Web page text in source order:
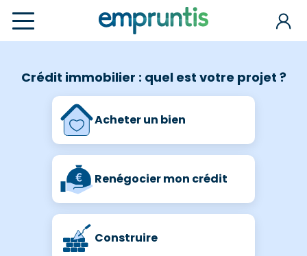
Crédit immobilier : quel est votre projet ?
Acheter un bien
Renégocier mon crédit
Construire